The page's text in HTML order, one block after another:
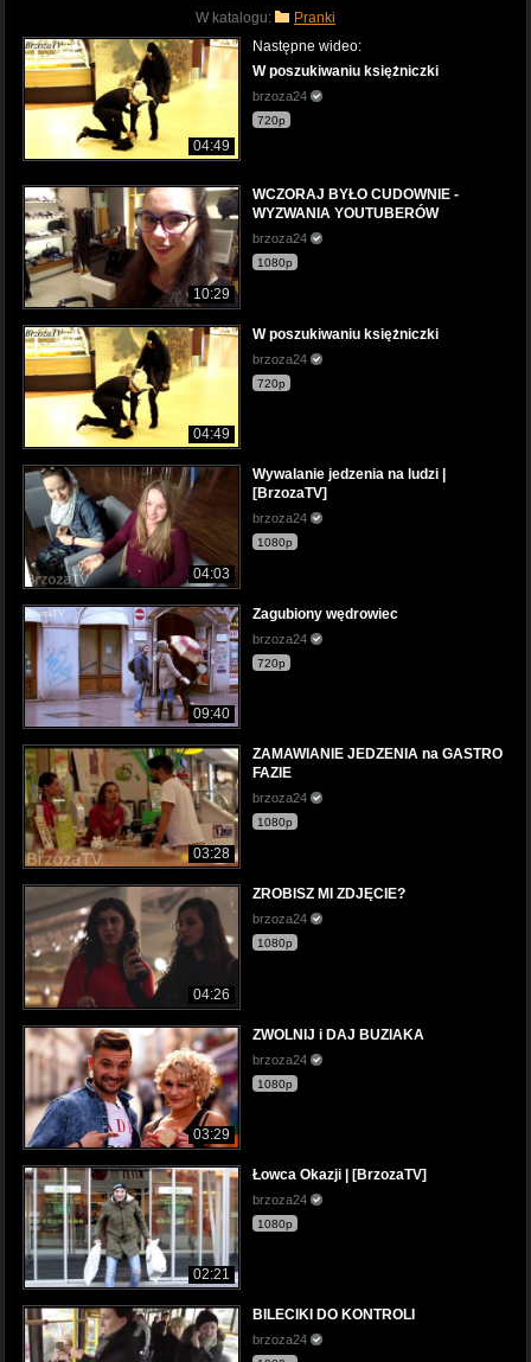
W katalogu: Pranki
04:49
Następne wideo:
W poszukiwaniu księżniczki
brzoza24
720p
10:29
WCZORAJ BYŁO CUDOWNIE -
WYZWANIA YOUTUBERÓW
brzoza24
1080p
04:49
W poszukiwaniu księżniczki
brzoza24
720p
04:03
Wywalanie jedzenia na ludzi |
[BrzozaTV]
brzoza24
1080p
09:40
Zagubiony wędrowiec
brzoza24
720p
03:28
ZAMAWIANIE JEDZENIA na GASTRO
FAZIE
brzoza24
1080p
04:26
ZROBISZ MI ZDJĘCIE?
brzoza24
1080p
03:29
ZWOLNIJ i DAJ BUZIAKA
brzoza24
1080p
02:21
Łowca Okazji | [BrzozaTV]
brzoza24
1080p
BILECIKI DO KONTROLI
brzoza24